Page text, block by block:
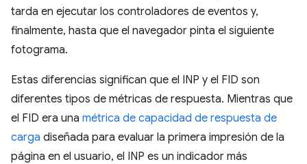
tarda en ejecutar los controladores de eventos y,
finalmente, hasta que el navegador pinta el siguiente
fotograma.
Estas diferencias significan que el INP y el FID son
diferentes tipos de métricas de respuesta. Mientras que
el FID era una métrica de capacidad de respuesta de
carga diseñada para evaluar la primera impresión de la
página en el usuario, el INP es un indicador más